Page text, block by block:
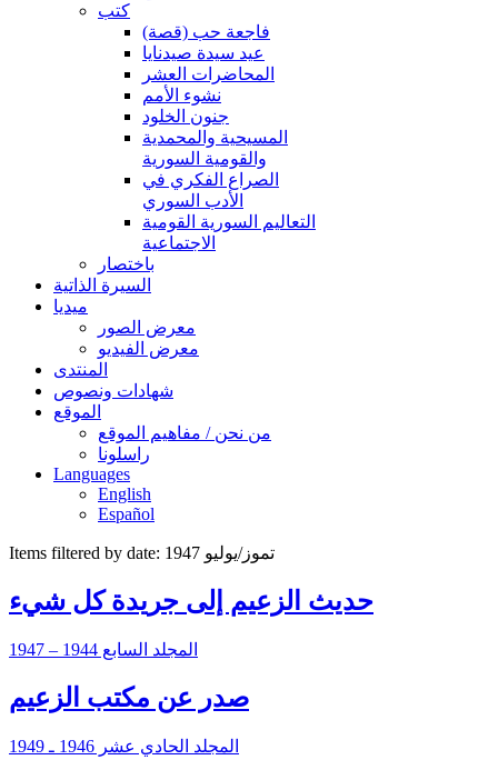
كتب
فاجعة حب (قصة)
عيد سيدة صيدنايا
المحاضرات العشر
نشوء الأمم
جنون الخلود
المسيحية والمحمدية
والقومية السورية
الصراع الفكري في
الأدب السوري
التعاليم السورية القومية
الاجتماعية
باختصار
السيرة الذاتية
ميديا
معرض الصور
معرض الفيديو
المنتدى
شهادات ونصوص
الموقع
من نحن / مفاهيم الموقع
راسلونا
Languages
English
Español
Items filtered by date: تموز/يوليو 1947
حديث الزعيم إلى جريدة كل شيء
المجلد السابع 1944 – 1947
صدر عن مكتب الزعيم
المجلد الحادي عشر 1946 ـ 1949